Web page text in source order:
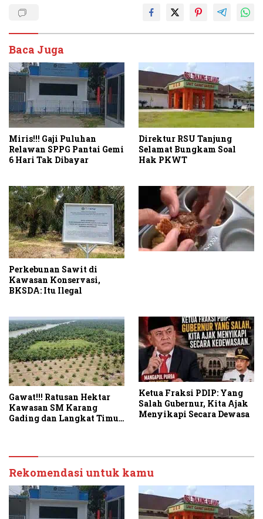
Baca Juga
Miris!!! Gaji Puluhan
Relawan SPPG Pantai Gemi
6 Hari Tak Dibayar
Direktur RSU Tanjung
Selamat Bungkam Soal
Hak PKWT
Perkebunan Sawit di
Kawasan Konservasi,
BKSDA: Itu Ilegal
Gawat!!! Ratusan Hektar
Kawasan SM Karang
Gading dan Langkat Timur
Ketua Fraksi PDIP: Yang
Salah Gubernur, Kita Ajak
Menyikapi Secara Dewasa
Rekomendasi untuk kamu